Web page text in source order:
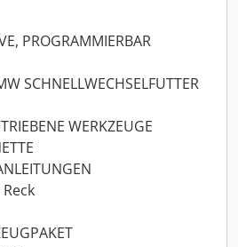
PROGRAMMIERBAR
SCHNELLWECHSELFUTTER
WERKZEUGE